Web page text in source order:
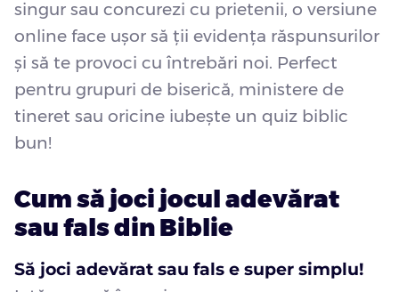
singur sau concurezi cu prietenii, o versiune
online face ușor să ții evidența răspunsurilor
și să te provoci cu întrebări noi. Perfect
pentru grupuri de biserică, ministere de
tineret sau oricine iubește un quiz biblic
bun!
Cum să joci jocul adevărat
sau fals din Biblie
Să joci adevărat sau fals e super simplu!